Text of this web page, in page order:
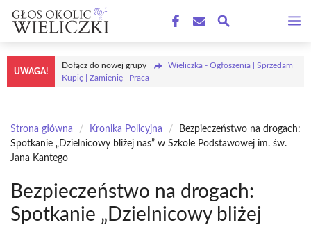
treści
UWAGA!
Dołącz do nowej grupy
Wieliczka - Ogłoszenia | Sprzedam |
Kupię | Zamienię | Praca
Strona główna / Kronika Policyjna /
Bezpieczeństwo na drogach:
Spotkanie „Dzielnicowy bliżej nas” w Szkole Podstawowej im. św.
Jana Kantego
Bezpieczeństwo na drogach:
Spotkanie „Dzielnicowy bliżej